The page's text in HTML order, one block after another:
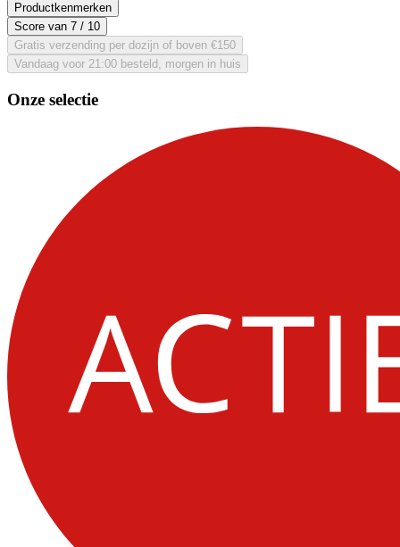
Productkenmerken
Score van 7 / 10
Gratis verzending per dozijn of boven €150
Vandaag voor 21:00 besteld, morgen in huis
Onze selectie